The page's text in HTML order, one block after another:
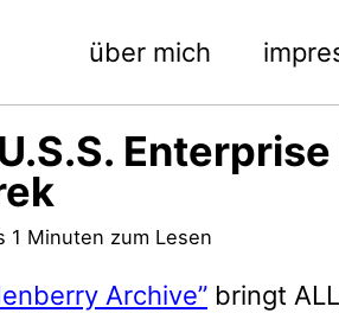
über mich
1 Minuten zum Lesen
Archive” bringt